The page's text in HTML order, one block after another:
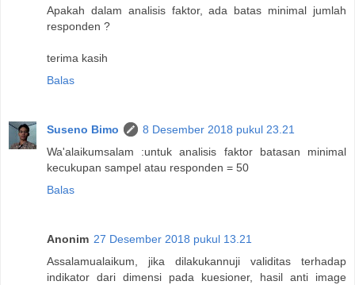
Apakah dalam analisis faktor, ada batas minimal jumlah
responden ?
terima kasih
Balas
Suseno Bimo
8 Desember 2018 pukul 23.21
Wa'alaikumsalam :untuk analisis faktor batasan minimal
kecukupan sampel atau responden = 50
Balas
Anonim 27 Desember 2018 pukul 13.21
Assalamualaikum, jika dilakukannuji validitas terhadap
indikator dari dimensi pada kuesioner, hasil anti image